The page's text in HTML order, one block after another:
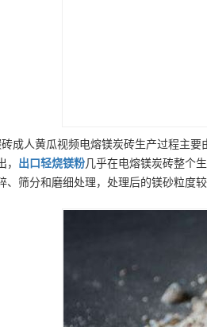
成人黄瓜视频电熔镁炭砖生产过程主
出口轻烧镁粉几乎在电熔镁炭砖整个
、筛分和磨细处理，处理后的镁砂粒度